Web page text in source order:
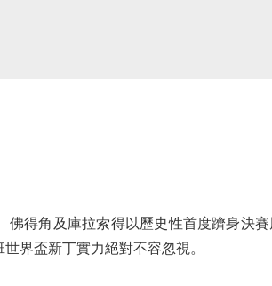
角及庫拉索得以歷史性首度躋身決賽
界盃新丁實力絕對不容忽視。